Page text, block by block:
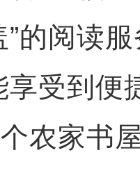
的阅读
享受到便
农家书